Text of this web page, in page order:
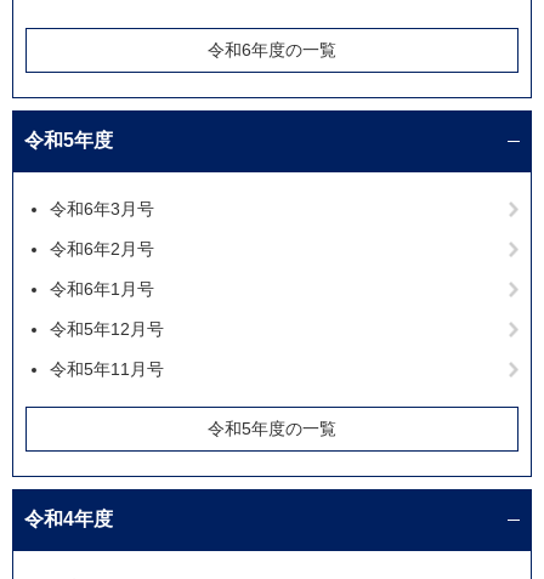
令和6年度の一覧
令和5年度
令和6年3月号
令和6年2月号
令和6年1月号
令和5年12月号
令和5年11月号
令和5年度の一覧
令和4年度